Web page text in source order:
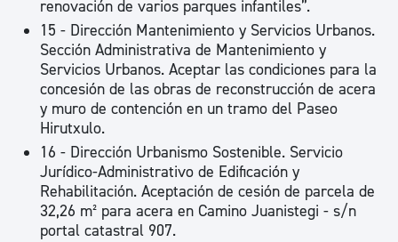
renovación de varios parques infantiles”.
15 - Dirección Mantenimiento y Servicios Urbanos.
Sección Administrativa de Mantenimiento y
Servicios Urbanos. Aceptar las condiciones para la
concesión de las obras de reconstrucción de acera
y muro de contención en un tramo del Paseo
Hirutxulo.
16 - Dirección Urbanismo Sostenible. Servicio
Jurídico-Administrativo de Edificación y
Rehabilitación. Aceptación de cesión de parcela de
32,26 m² para acera en Camino Juanistegi - s/n
portal catastral 907.